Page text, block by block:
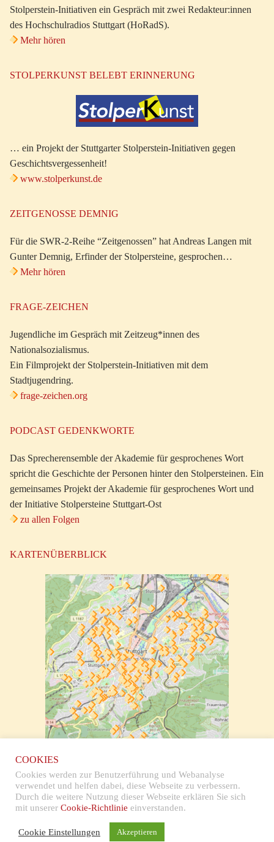
Stolperstein-Initiativen ein Gespräch mit zwei Redakteur:innen
des Hochschulradios Stuttgart (HoRadS).
Mehr hören
STOLPERKUNST BELEBT ERINNERUNG
… ein Projekt der Stuttgarter Stolperstein-Initiativen gegen
Geschichtsvergessenheit!
www.stolperkunst.de
ZEITGENOSSE DEMNIG
Für die SWR-2-Reihe “Zeitgenossen” hat Andreas Langen mit
Gunter Demnig, Erfinder der Stolpersteine, gesprochen…
Mehr hören
FRAGE-ZEICHEN
Jugendliche im Gespräch mit Zeitzeug*innen des
Nationalsozialismus.
Ein Filmprojekt der Stolperstein-Initiativen mit dem
Stadtjugendring.
frage-zeichen.org
PODCAST GEDENKWORTE
Das Sprecherensemble der Akademie für gesprochenes Wort
spricht die Geschichte der Personen hinter den Stolpersteinen. Ein
gemeinsames Projekt der Akademie für gesprochenes Wort und
der Initiative Stolpersteine Stuttgart-Ost
zu allen Folgen
KARTENÜBERBLICK
Impressum & Datenschutz
Copyright © 2026 Stolpersteine Stuttgart
COOKIES
Cookies werden zur Benutzerführung und Webanalyse
verwendet und helfen dabei, diese Webseite zu verbessern.
Durch die weitere Nutzung dieser Webseite erklären Sie sich
mit unserer Cookie-Richtlinie einverstanden.
Cookie Einstellungen Akzeptieren